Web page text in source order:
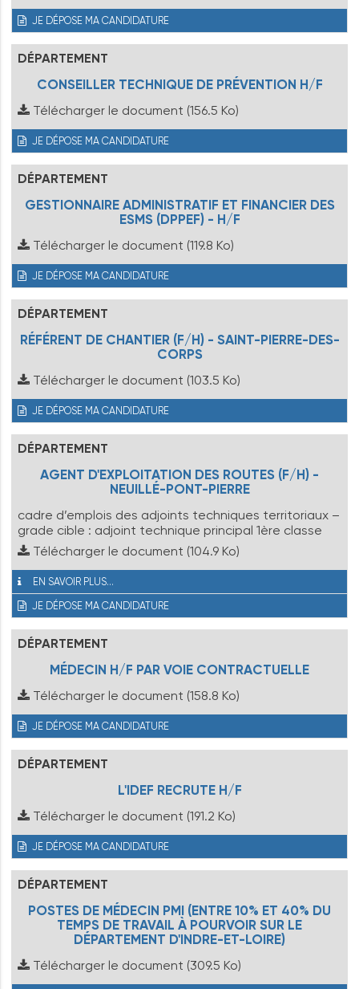
JE DÉPOSE MA CANDIDATURE
DÉPARTEMENT
CONSEILLER TECHNIQUE DE PRÉVENTION H/F
Télécharger le document (156.5 Ko)
JE DÉPOSE MA CANDIDATURE
DÉPARTEMENT
GESTIONNAIRE ADMINISTRATIF ET FINANCIER DES
ESMS (DPPEF) - H/F
Télécharger le document (119.8 Ko)
JE DÉPOSE MA CANDIDATURE
DÉPARTEMENT
RÉFÉRENT DE CHANTIER (F/H) - SAINT-PIERRE-DES-
CORPS
Télécharger le document (103.5 Ko)
JE DÉPOSE MA CANDIDATURE
DÉPARTEMENT
AGENT D'EXPLOITATION DES ROUTES (F/H) -
NEUILLÉ-PONT-PIERRE
cadre d’emplois des adjoints techniques territoriaux –
grade cible : adjoint technique principal 1ère classe
Télécharger le document (104.9 Ko)
EN SAVOIR PLUS...
JE DÉPOSE MA CANDIDATURE
DÉPARTEMENT
MÉDECIN H/F PAR VOIE CONTRACTUELLE
Télécharger le document (158.8 Ko)
JE DÉPOSE MA CANDIDATURE
DÉPARTEMENT
L'IDEF RECRUTE H/F
Télécharger le document (191.2 Ko)
JE DÉPOSE MA CANDIDATURE
DÉPARTEMENT
POSTES DE MÉDECIN PMI (ENTRE 10% ET 40% DU
TEMPS DE TRAVAIL À POURVOIR SUR LE
DÉPARTEMENT D'INDRE-ET-LOIRE)
Télécharger le document (309.5 Ko)